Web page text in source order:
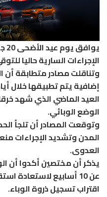
الإجراءات السارية حاليا
وتناقلت مصادر متطابقة أن
إضافية يتم تطبيقها خلال
العيد الماضي الذي شهد
الوضع الوبائي.
وتوقعت المصادر أن تلجأ
المدن وتشديد الإجراءات
العدوى.
يذكر أن مختصين أكدوا أن
عن 10 أسابيع لاستعادة
اقتراب تسجيل ذروة الوباء.